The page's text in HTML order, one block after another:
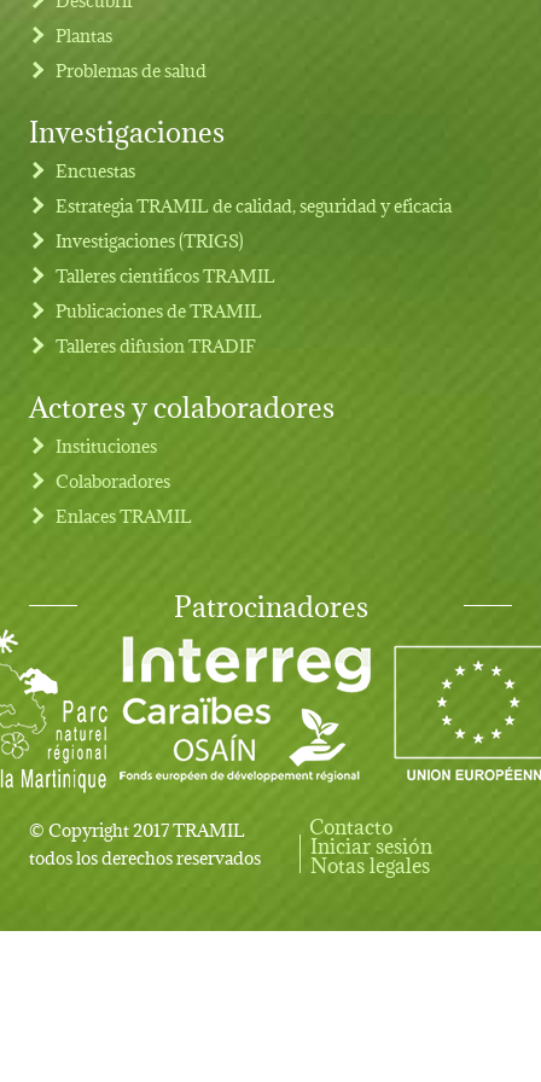
Footer menu
Plantas
Problemas de salud
Investigaciones
Encuestas
Estrategia TRAMIL de calidad, seguridad y eficacia
Investigaciones (TRIGS)
Talleres cientificos TRAMIL
Publicaciones de TRAMIL
Talleres difusion TRADIF
Actores y colaboradores
Instituciones
Colaboradores
Enlaces TRAMIL
Patrocinadores
© Copyright 2017 TRAMIL
todos los derechos reservados
User account menu
Contacto
Iniciar sesión
Notas legales